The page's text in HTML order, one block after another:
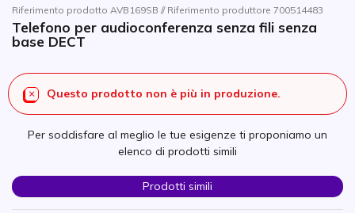
Riferimento prodotto AVB169SB // Riferimento produttore 700514483
Telefono per audioconferenza senza fili senza
base DECT
Questo prodotto non è più in produzione.
Per soddisfare al meglio le tue esigenze ti proponiamo un
elenco di prodotti simili
Prodotti simili